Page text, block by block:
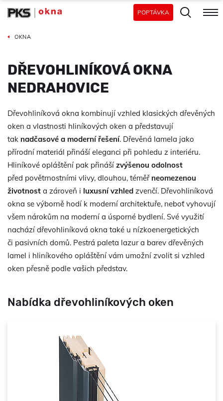
POPTÁVKA
OKNA
DŘEVOHLINÍKOVÁ OKNA
NEDRAHOVICE
Dřevohliníková okna kombinují vzhled klasických dřevěných
oken a vlastnosti hliníkových oken a představují
tak nadčasové a moderní řešení. Dřevěná lamela jako
přírodní materiál přináší eleganci při pohledu z interiéru.
Hliníkové opláštění pak přináší zvýšenou odolnost
před povětrnostními vlivy, dlouhou, téměř neomezenou
životnost a zároveň i luxusní vzhled zvenčí. Dřevohliníková
okna se výborně hodí k moderní architektuře, neboť vyhovují
všem nárokům na moderní a úsporné bydlení. Své využití
nachází dřevohliníková okna také u nízkoenergetických
či pasivních domů. Pestrá paleta lazur a barev dřevěných
lamel i hliníkového opláštění vám umožní zvolit si vzhled
oken přesně podle vašich představ.
Nabídka dřevohliníkových oken